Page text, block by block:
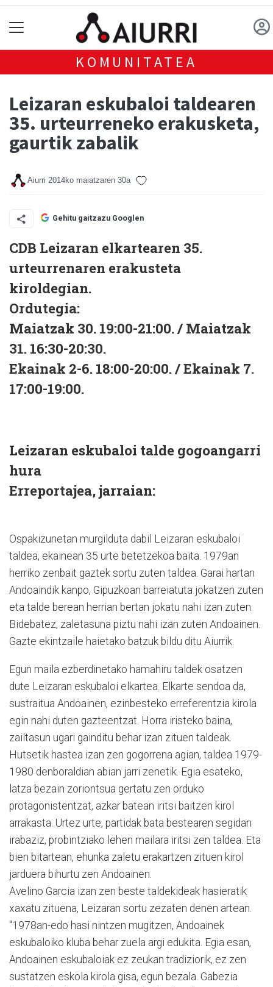
KOMUNITATEA
Leizaran eskubaloi taldearen
35. urteurreneko erakusketa,
gaurtik zabalik
Aiurri 2014ko maiatzaren 30a
Gehitu gaitzazu Googlen
CDB Leizaran elkartearen 35.
urteurrenaren erakusteta
kiroldegian.
Ordutegia:
Maiatzak 30. 19:00-21:00. / Maiatzak
31. 16:30-20:30.
Ekainak 2-6. 18:00-20:00. / Ekainak 7.
17:00-19:00.
Leizaran eskubaloi talde gogoangarri
hura
Erreportajea, jarraian:
Ospakizunetan murgilduta dabil Leizaran eskubaloi
taldea, ekainean 35 urte betetzekoa baita. 1979an
herriko zenbait gaztek sortu zuten taldea. Garai hartan
Andoaindik kanpo, Gipuzkoan barreiatuta jokatzen zuten
eta talde berean herrian bertan jokatu nahi izan zuten.
Bidebatez, zaletasuna piztu nahi izan zuten Andoainen.
Gazte ekintzaile haietako batzuk bildu ditu Aiurrik.
Egun maila ezberdinetako hamahiru taldek osatzen
dute Leizaran eskubaloi elkartea. Elkarte sendoa da,
sustraitua Andoainen, ezinbesteko erreferentzia kirola
egin nahi duten gazteentzat. Horra iristeko baina,
zailtasun ugari gainditu behar izan zituen taldeak.
Hutsetik hastea izan zen gogorrena agian, taldea 1979-
1980 denboraldian abian jarri zenetik. Egia esateko,
latza bezain zoriontsua gertatu zen orduko
protagonistentzat, azkar batean iritsi baitzen kirol
arrakasta. Urtez urte, partidak bata bestearen segidan
irabaziz, probintziako lehen mailara iritsi zen taldea. Eta
bien bitartean, ehunka zaletu erakartzen zituen kirol
jarduera bihurtu zen Andoainen.
Avelino Garcia izan zen beste taldekideak hasieratik
xaxatu zituena, Leizaran sortu zezaten denen artean.
"1978an-edo hasi nintzen mugitzen, Andoainek
eskubaloiko kluba behar zuela argi edukita. Egia esan,
Andoainen eskubaloiak ez zeukan tradiziorik, ez zen
sustatzen eskola kirola gisa, egun bezala. Gabezia